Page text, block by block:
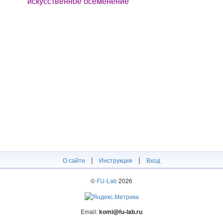
О сайте | Инструкция | Вход
© FU-Lab2026
Email:komi@fu-lab.ru